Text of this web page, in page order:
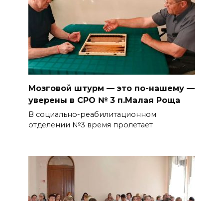
Мозговой штурм — это по-нашему —
уверены в СРО № 3 п.Малая Роща
В социально-реабилитационном
отделении №3 время пролетает